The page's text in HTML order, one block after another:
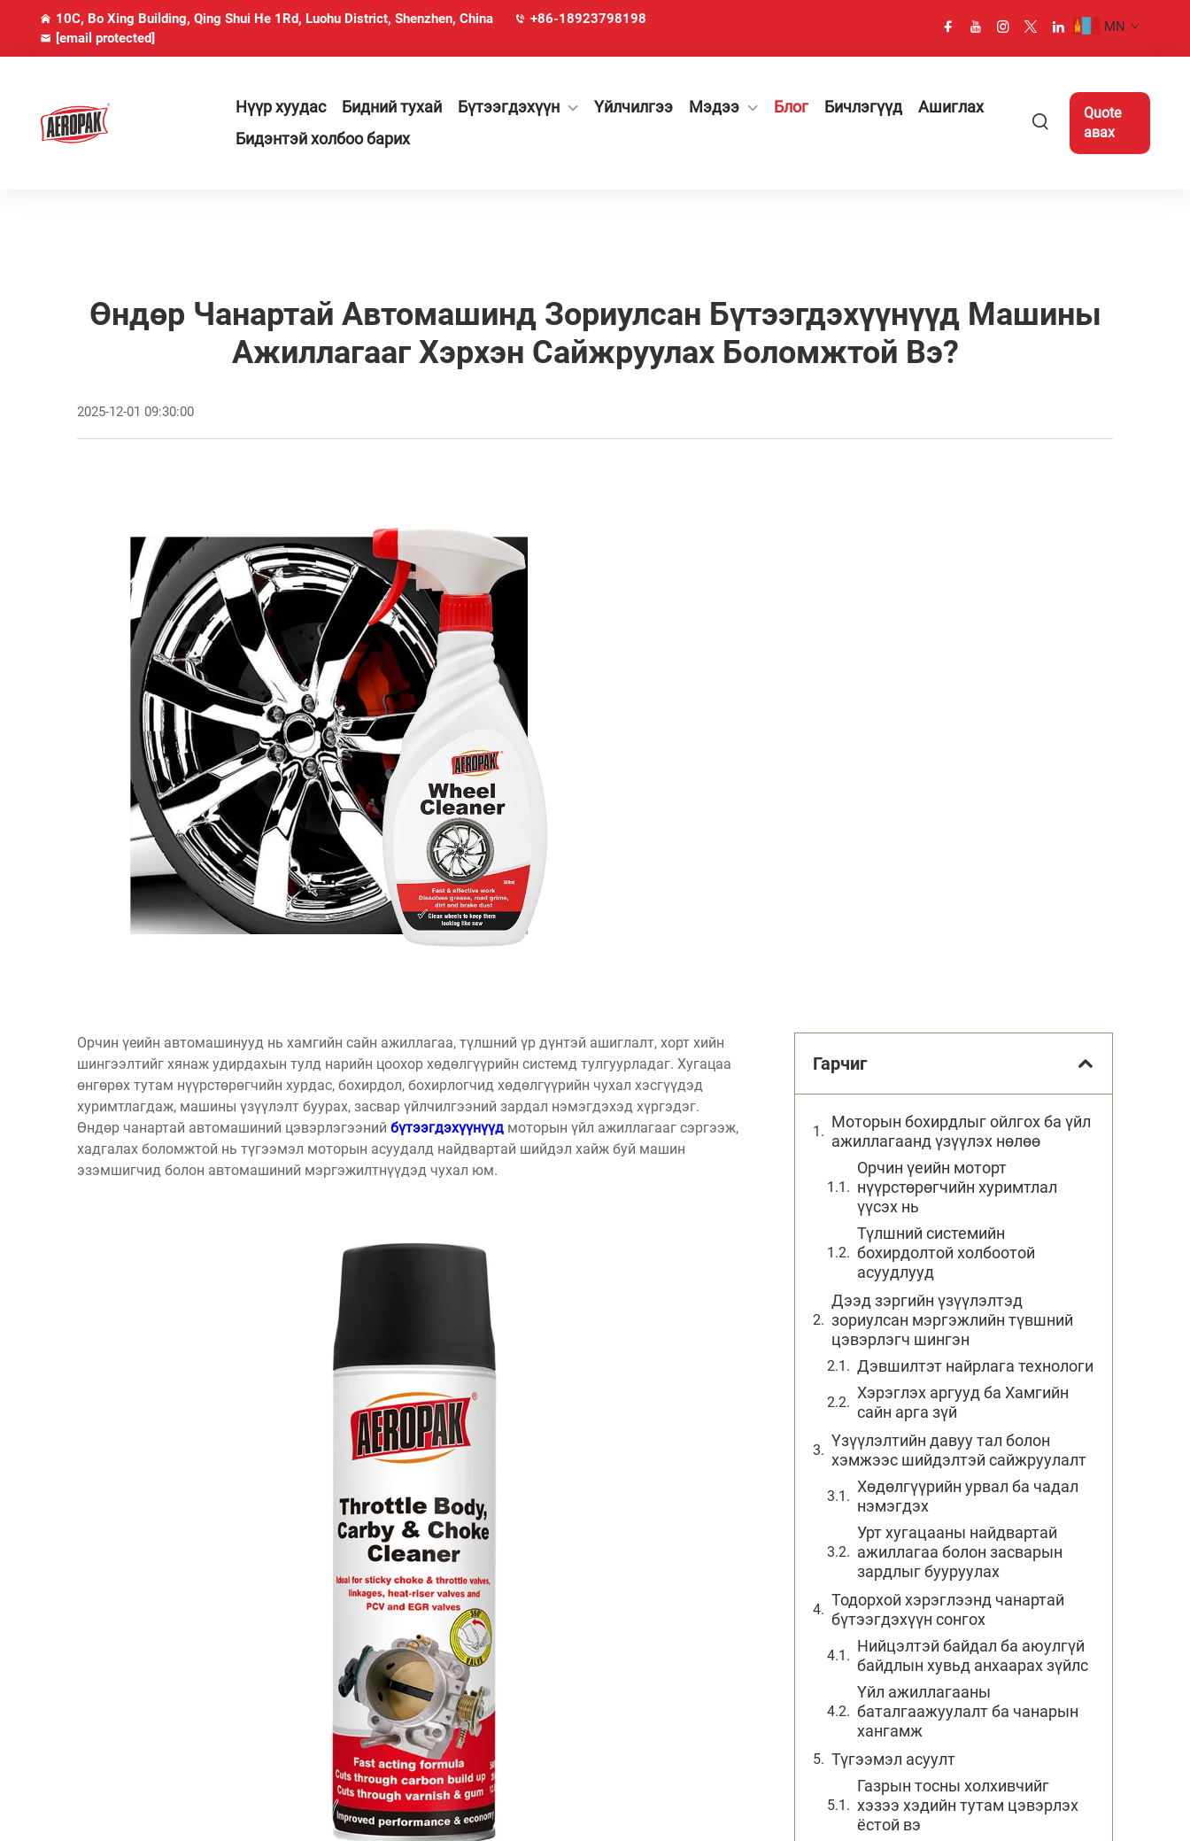
10C, Bo Xing Building, Qing Shui He 1Rd, Luohu District, Shenzhen, China
+86-18923798198
[email protected]
MN
Нүүр хуудас Бидний тухай Бүтээгдэхүүн Үйлчилгээ Мэдээ Блог Бичлэгүүд
Ашиглах
Бидэнтэй холбоо барих
Quote
авах
Өндөр Чанартай Автомашинд Зориулсан Бүтээгдэхүүнүүд Машины
Ажиллагааг Хэрхэн Сайжруулах Боломжтой Вэ?
2025-12-01 09:30:00
Орчин үеийн автомашинууд нь хамгийн сайн ажиллагаа, түлшний үр дүнтэй ашиглалт, хорт хийн
шингээлтийг хянаж удирдахын тулд нарийн цоохор хөдөлгүүрийн системд тулгуурладаг. Хугацаа
өнгөрөх тутам нүүрстөрөгчийн хурдас, бохирдол, бохирлогчид хөдөлгүүрийн чухал хэсгүүдэд
хуримтлагдаж, машины үзүүлэлт буурах, засвар үйлчилгээний зардал нэмэгдэхэд хүргэдэг.
Өндөр чанартай автомашиний цэвэрлэгээний бүтээгдэхүүнүүд моторын үйл ажиллагааг сэргээж,
хадгалах боломжтой нь түгээмэл моторын асуудалд найдвартай шийдэл хайж буй машин
эзэмшигчид болон автомашиний мэргэжилтнүүдэд чухал юм.
Гарчиг
Моторын бохирдлыг ойлгох ба үйл
ажиллагаанд үзүүлэх нөлөө
Орчин үеийн моторт
нүүрстөрөгчийн хуримтлал
үүсэх нь
Түлшний системийн
бохирдолтой холбоотой
асуудлууд
Дээд зэргийн үзүүлэлтэд
зориулсан мэргэжлийн түвшний
цэвэрлэгч шингэн
Дэвшилтэт найрлага технологи
Хэрэглэх аргууд ба Хамгийн
сайн арга зүй
Үзүүлэлтийн давуу тал болон
хэмжээс шийдэлтэй сайжруулалт
Хөдөлгүүрийн урвал ба чадал
нэмэгдэх
Урт хугацааны найдвартай
ажиллагаа болон засварын
зардлыг бууруулах
Тодорхой хэрэглээнд чанартай
бүтээгдэхүүн сонгох
Нийцэлтэй байдал ба аюулгүй
байдлын хувьд анхаарах зүйлс
Үйл ажиллагааны
баталгаажуулалт ба чанарын
хангамж
Түгээмэл асуулт
Газрын тосны холхивчийг
хэзээ хэдийн тутам цэвэрлэх
ёстой вэ